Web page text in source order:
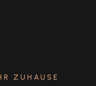
ZUHAUSE